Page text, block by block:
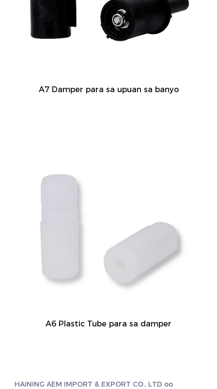
A7 Damper para sa upuan sa banyo
A6 Plastic Tube para sa damper
HAINING AEM IMPORT & EXPORT CO., LTD oo